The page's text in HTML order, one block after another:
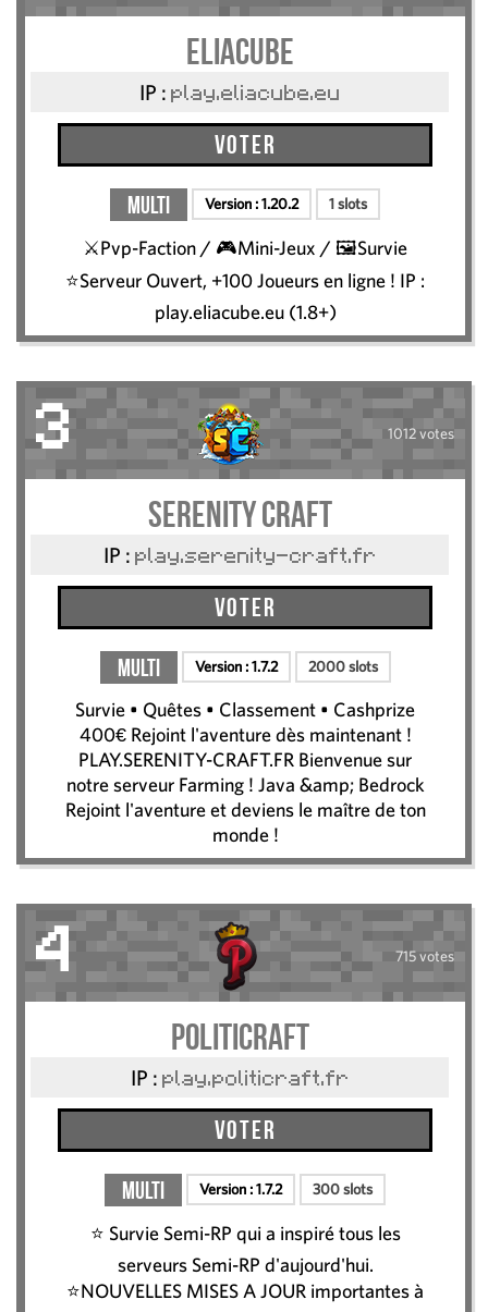
Eliacube
IP : play.eliacube.eu
Voter
Multi Version :1.20.2 1 slots
⚔️Pvp-Faction / 🎮Mini-Jeux / 🖼️Survie
⭐Serveur Ouvert, +100 Joueurs en ligne ! IP :
play.eliacube.eu (1.8+)
3 1012 votes
Serenity Craft
IP : play.serenity-craft.fr
Voter
Multi Version :1.7.2 2000 slots
Survie • Quêtes • Classement • Cashprize
400€ Rejoint l'aventure dès maintenant !
PLAY.SERENITY-CRAFT.FR Bienvenue sur
notre serveur Farming ! Java &amp; Bedrock
Rejoint l'aventure et deviens le maître de ton
monde !
4 715 votes
Politicraft
IP : play.politicraft.fr
Voter
Multi Version :1.7.2 300 slots
⭐ Survie Semi-RP qui a inspiré tous les
serveurs Semi-RP d'aujourd'hui.
⭐NOUVELLES MISES A JOUR importantes à